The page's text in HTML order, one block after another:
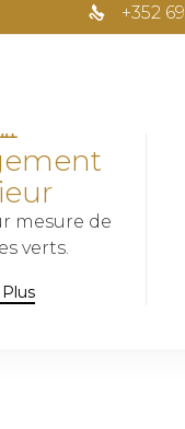
+352
mesure de
verts.